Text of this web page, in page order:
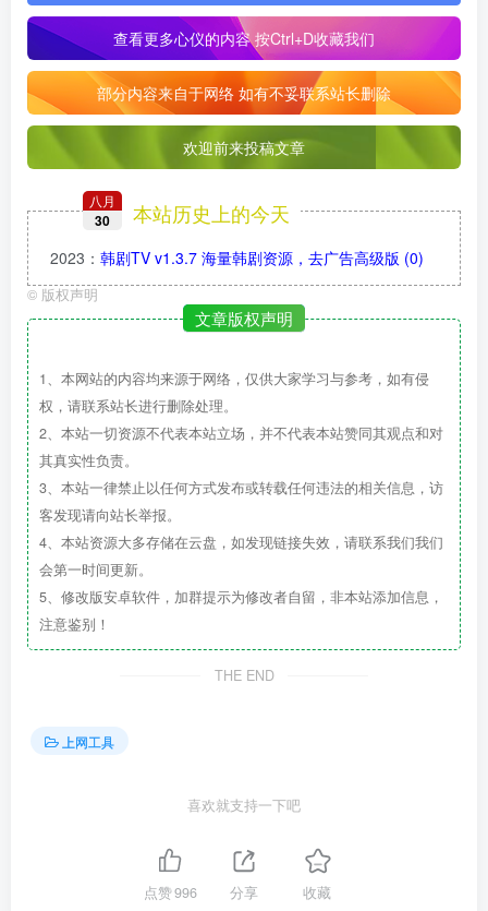
查看更多心仪的内容按Ctrl+D收藏我们
部分内容来自于网络 如有不妥联系站长删除
欢迎前来投稿文章
八月
30 本站历史上的今天
2023 ： 韩剧TV v1.3.7 海量韩剧资源，去广告高级版 (0)
© 版权声明
文章版权声明
1、本网站的内容均来源于网络，仅供大家学习与参考，如有侵
权，请联系站长进行删除处理。
2、本站一切资源不代表本站立场，并不代表本站赞同其观点和对
其真实性负责。
3、本站一律禁止以任何方式发布或转载任何违法的相关信息，访
客发现请向站长举报。
4、本站资源大多存储在云盘，如发现链接失效，请联系我们我们
会第一时间更新。
5、修改版安卓软件，加群提示为修改者自留，非本站添加信息，
注意鉴别！
THE END
上网工具
喜欢就支持一下吧
点赞996 分享 收藏